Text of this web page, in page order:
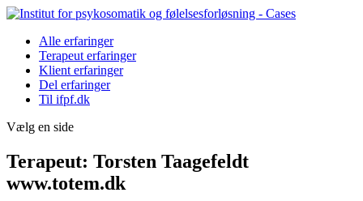
Alle erfaringer
Terapeut erfaringer
Klient erfaringer
Del erfaringer
Til ifpf.dk
Vælg en side
Terapeut: Torsten Taagefeldt
www.totem.dk